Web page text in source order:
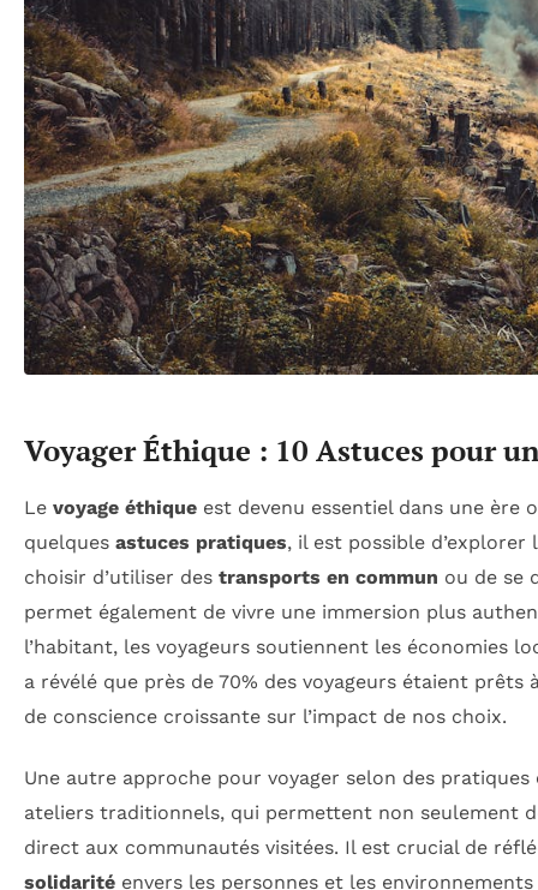
Voyager Éthique : 10 Astuces pour
Le voyage éthique est devenu essentiel dans une ère
quelques astuces pratiques, il est possible
choisir d’utiliser des transports en commun ou de se
permet également de vivre une immersion plus
l’habitant, les voyageurs soutiennent les économies
a révélé que près de 70% des voyageurs étaient
de conscience croissante sur l’impact de nos choix.
Une autre approche pour voyager selon des
ateliers traditionnels, qui permettent non seulement
direct aux communautés visitées. Il est crucial de
solidarité envers les personnes et les